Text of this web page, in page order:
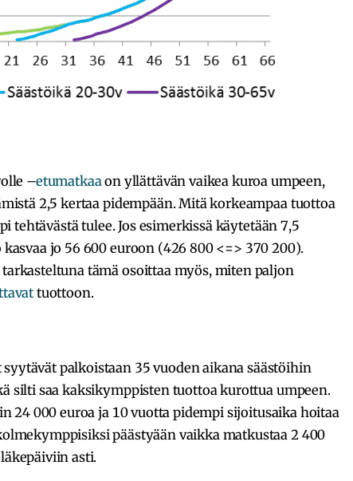
–etumatkaa on yllättävän vaikea kuroa umpeen,
2,5 kertaa pidempään. Mitä korkeampaa tuottoa
tehtävästä tulee. Jos esimerkissä käytetään 7,5
jo 56 600 euroon (426 800 <=> 370 200).
tämä osoittaa myös, miten paljon
tuottoon.
palkoistaan 35 vuoden aikana säästöihin
silti saa kaksikymppisten tuottoa kurottua umpeen.
24 000 euroa ja 10 vuotta pidempi sijoitusaika hoitaa
päästyään vaikka matkustaa 2 400
asti.